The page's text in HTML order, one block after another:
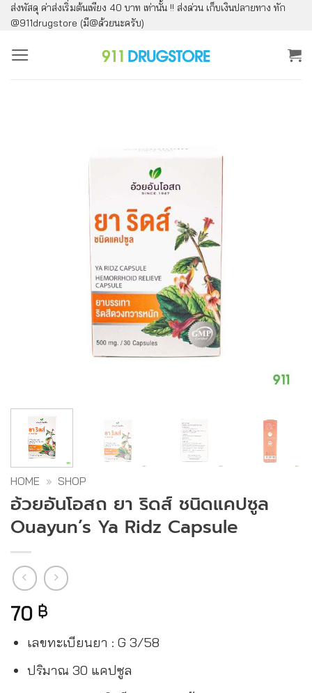
ข้าม
ไป
ยัง
ส่งพัสดุ ค่าส่งเริ่มต้นเพียง 40 บาท เท่านั้น !! ส่งด่วน เก็บเงินปลายทาง ทัก
@911drugstore (มี@ด้วยนะครับ)
HOME » SHOP
อ้วยอันโอสถ ยา ริดส์ ชนิดแคปซูล
Ouayun’s Ya Ridz Capsule
70 ฿
เลขทะเบียนยา : G 3/58
ปริมาณ 30 แคปซูล